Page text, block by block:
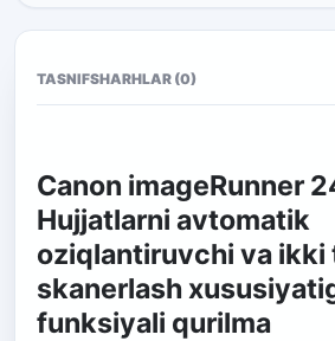
TASNIFSHARHLAR (0)
Canon imageRunner
Hujjatlarni avtomatik
oziqlantiruvchi va ikki
skanerlash
funksiyali qurilma